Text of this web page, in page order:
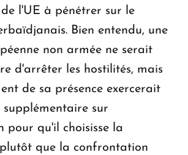
l'UE à pénétrer sur le
Bien entendu, une
non armée ne serait
d'arrêter les hostilités, mais
de sa présence exercerait
supplémentaire sur
pour qu'il choisisse la
que la confrontation